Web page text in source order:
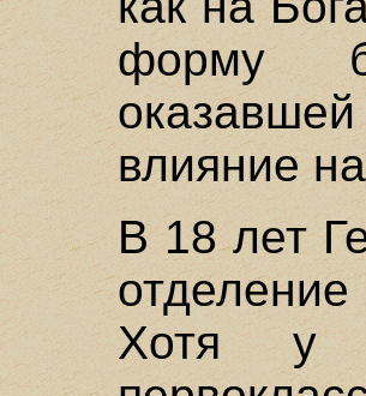
форму
влияние
В 18 лет
Хотя у